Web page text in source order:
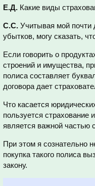
Е.Д. Какие виды
С.С. Учитывая мой почти
убытков, могу сказать,
Если говорить о
строений и имущества,
полиса составляет
договора дает
Что касается
пользуется страхование
является важной частью
При этом я сознательно
покупка такого полиса
закону.